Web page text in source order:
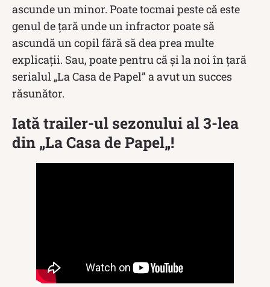
ascunde un minor. Poate tocmai peste că este
genul de țară unde un infractor poate să
ascundă un copil fără să dea prea multe
explicații. Sau, poate pentru că și la noi în țară
serialul „La Casa de Papel” a avut un succes
răsunător.
Iată trailer-ul sezonului al 3-lea
din „La Casa de Papel„!